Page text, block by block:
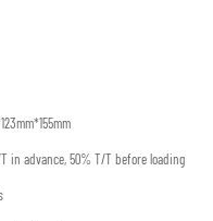
in advance, 50% T/T before loading